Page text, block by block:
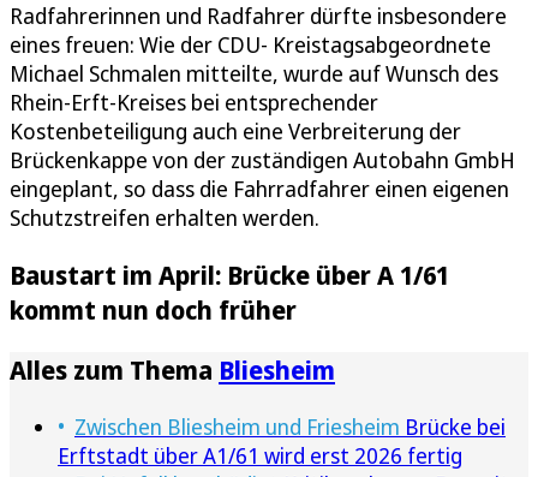
Radfahrerinnen und Radfahrer dürfte insbesondere
eines freuen: Wie der CDU- Kreistagsabgeordnete
Michael Schmalen mitteilte, wurde auf Wunsch des
Rhein-Erft-Kreises bei entsprechender
Kostenbeteiligung auch eine Verbreiterung der
Brückenkappe von der zuständigen Autobahn GmbH
eingeplant, so dass die Fahrradfahrer einen eigenen
Schutzstreifen erhalten werden.
Baustart im April: Brücke über A 1/61
kommt nun doch früher
Alles zum Thema Bliesheim
Zwischen Bliesheim und Friesheim Brücke bei
Erftstadt über A1/61 wird erst 2026 fertig